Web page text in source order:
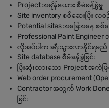
Project အချိန်ဇယား စီမံခန့်ခွဲမှု
Site inventory စစ်ဆေးပြီး လစ
Potential sites အခြေအနေ စစ်ဆ
Professional Paint Engineer
လိုအပ်ပါက ခရီးသွားလာနိုင်ရမည်
Site database စီမံခန့်ခွဲခြင်း
ပြီးဆုံးထားသော Project အကဲဖြ
Web order procurement
Contractor အတွက် Work
ခြင်း